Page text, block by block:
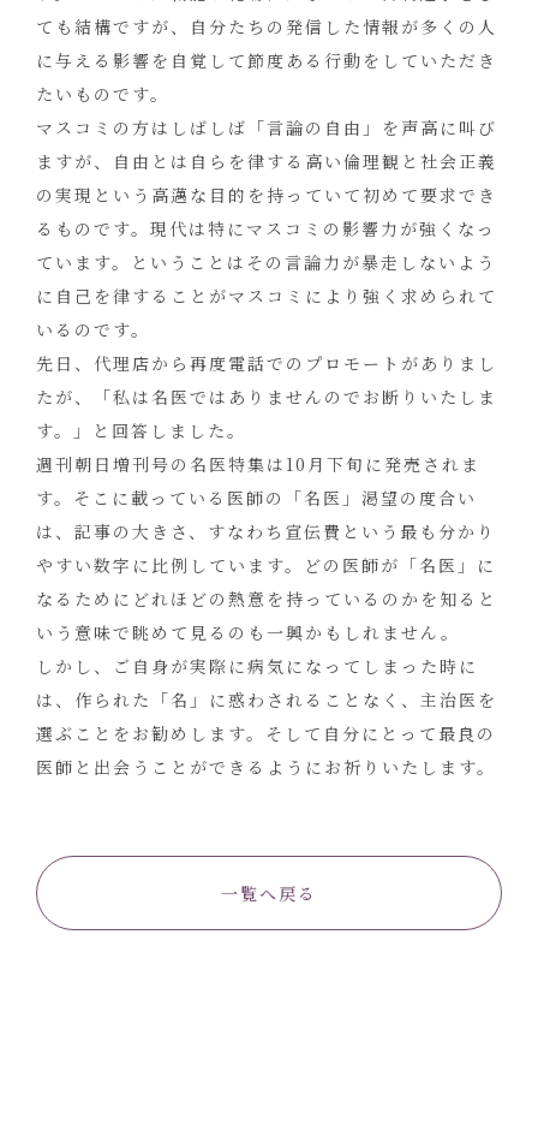
ても結構ですが、自分たちの発信した情報が多くの人
に与える影響を自覚して節度ある行動をしていただき
たいものです。
マスコミの方はしばしば「言論の自由」を声高に叫び
ますが、自由とは自らを律する高い倫理観と社会正義
の実現という高邁な目的を持っていて初めて要求でき
るものです。現代は特にマスコミの影響力が強くなっ
ています。ということはその言論力が暴走しないよう
に自己を律することがマスコミにより強く求められて
いるのです。
先日、代理店から再度電話でのプロモートがありまし
たが、「私は名医ではありませんのでお断りいたしま
す。」と回答しました。
週刊朝日増刊号の名医特集は10月下旬に発売されま
す。そこに載っている医師の「名医」渇望の度合い
は、記事の大きさ、すなわち宣伝費という最も分かり
やすい数字に比例しています。どの医師が「名医」に
なるためにどれほどの熱意を持っているのかを知ると
いう意味で眺めて見るのも一興かもしれません。
しかし、ご自身が実際に病気になってしまった時に
は、作られた「名」に惑わされることなく、主治医を
選ぶことをお勧めします。そして自分にとって最良の
医師と出会うことができるようにお祈りいたします。
一覧へ戻る